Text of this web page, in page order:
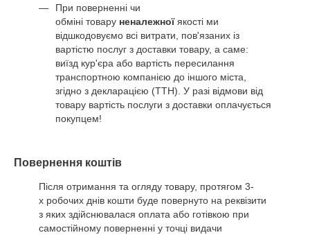
При поверненні чи
обміні товару неналежноїякості ми
відшкодовуємо всі витрати, пов'язаних із
вартістю послуг з доставки товару, а саме:
виїзд кур'єра або вартість пересилання
транспортною компанією до іншого міста,
згідно з декларацією (ТТН). У разі відмови від
товару вартість послуги з доставки оплачується
покупцем!
Повернення коштів
Після отримання та огляду товару, протягом 3-
х робочих днів кошти буде повернуто на реквізити
з яких здійснювалася оплата або готівкою при
самостійному поверненні у точці видачи